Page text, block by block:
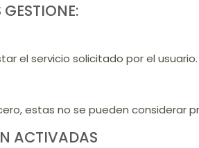
el servicio solicitado por el usuario.
estas no se pueden considerar
ACTIVADAS